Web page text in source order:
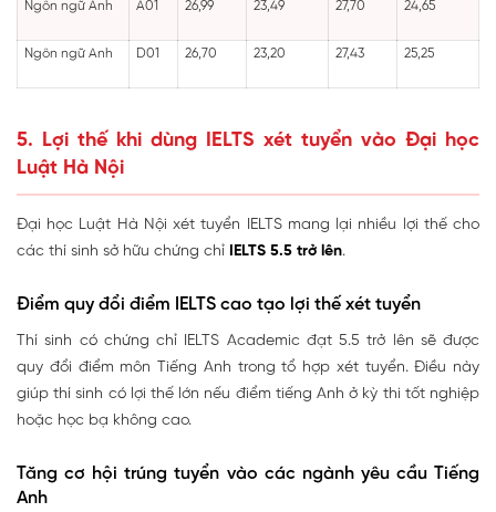
Ngôn ngữ Anh A01 26,99 23,49 27,70 24,65
Ngôn ngữ Anh D01 26,70 23,20 27,43 25,25
5. Lợi thế khi dùng IELTS xét tuyển vào Đại học
Luật Hà Nội
Đại học Luật Hà Nội xét tuyển IELTS mang lại nhiều lợi thế cho
các thí sinh sở hữu chứng chỉ IELTS 5.5 trở lên.
Điểm quy đổi điểm IELTS cao tạo lợi thế xét tuyển
Thí sinh có chứng chỉ IELTS Academic đạt 5.5 trở lên sẽ được
quy đổi điểm môn Tiếng Anh trong tổ hợp xét tuyển. Điều này
giúp thí sinh có lợi thế lớn nếu điểm tiếng Anh ở kỳ thi tốt nghiệp
hoặc học bạ không cao.
Tăng cơ hội trúng tuyển vào các ngành yêu cầu Tiếng
Anh